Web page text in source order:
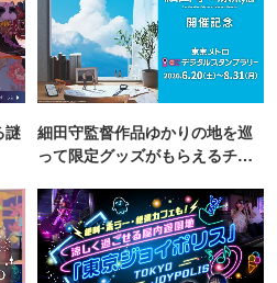
謎
細田守監督作品ゆかりの地を巡
って限定グッズがもらえるチャ